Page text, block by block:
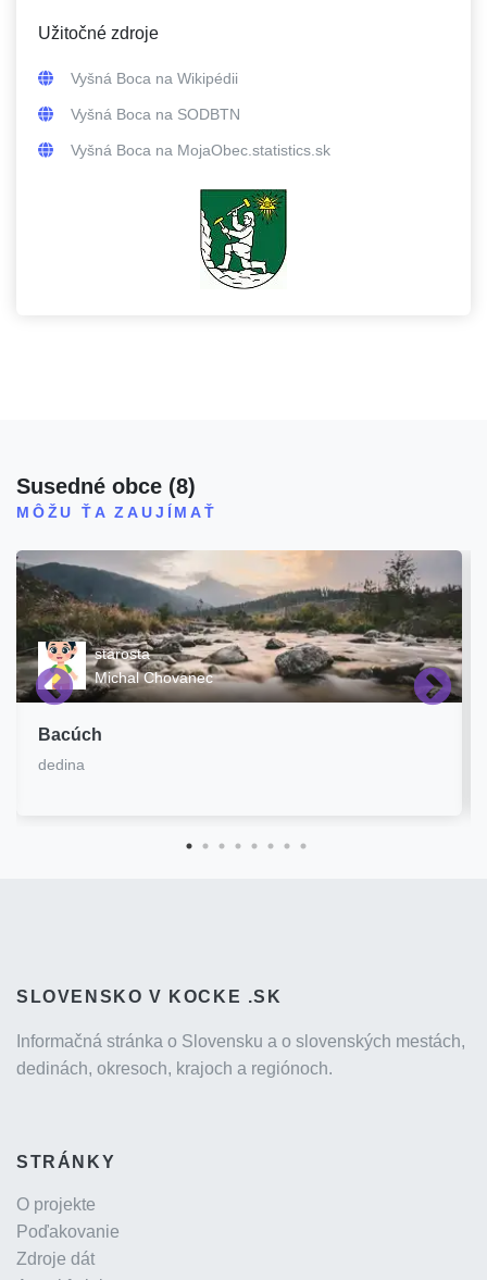
Užitočné zdroje
Vyšná Boca na Wikipédii
Vyšná Boca na SODBTN
Vyšná Boca na MojaObec.statistics.sk
Susedné obce (8)
MÔŽU ŤA ZAUJÍMAŤ
starosta
Michal Chovanec
Bacúch
dedina
SLOVENSKO V KOCKE .SK
Informačná stránka o Slovensku a o slovenských mestách,
dedinách, okresoch, krajoch a regiónoch.
STRÁNKY
O projekte
Poďakovanie
Zdroje dát